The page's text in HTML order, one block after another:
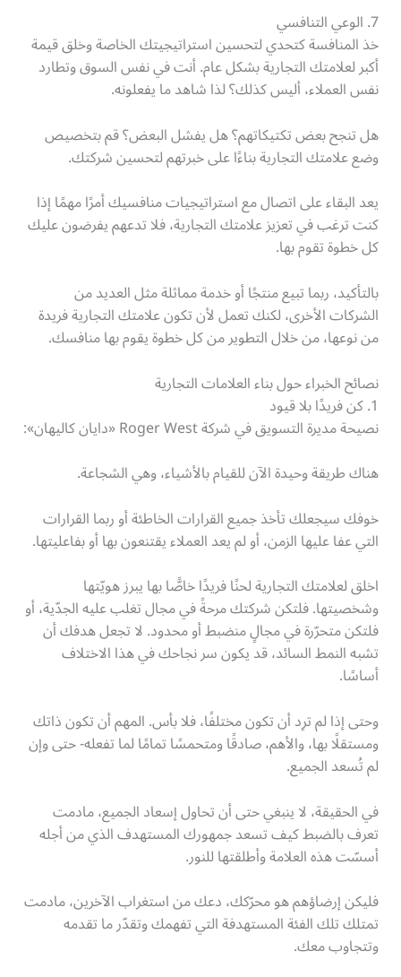
7. الوعي التنافسي
خذ المنافسة كتحدي لتحسين استراتيجيتك الخاصة وخلق قيمة
أكبر لعلامتك التجارية بشكل عام. أنت في نفس السوق وتطارد
نفس العملاء، أليس كذلك؟ لذا شاهد ما يفعلونه.
هل تنجح بعض تكتيكاتهم؟ هل يفشل البعض؟ قم بتخصيص
وضع علامتك التجارية بناءًا على خبرتهم لتحسين شركتك.
يعد البقاء على اتصال مع استراتيجيات منافسيك أمرًا مهمًا إذا
كنت ترغب في تعزيز علامتك التجارية، فلا تدعهم يفرضون عليك
كل خطوة تقوم بها.
بالتأكيد، ربما تبيع منتجًا أو خدمة مماثلة مثل العديد من
الشركات الأخرى، لكنك تعمل لأن تكون علامتك التجارية فريدة
من نوعها، من خلال التطوير من كل خطوة يقوم بها منافسك.
نصائح الخبراء حول بناء العلامات التجارية
1. كن فريدًا بلا قيود
نصيحة مديرة التسويق في شركة Roger West «دايان كاليهان»:
هناك طريقة وحيدة الآن للقيام بالأشياء، وهي الشجاعة.
خوفك سيجعلك تأخذ جميع القرارات الخاطئة أو ربما القرارات
التي عفا عليها الزمن، أو لم يعد العملاء يقتنعون بها أو بفاعليتها.
اخلق لعلامتك التجارية لحنًا فريدًا خاصًّا بها يبرز هويّتها
وشخصيتها. فلتكن شركتك مرحةً في مجال تغلب عليه الجدّية، أو
فلتكن متحرّرة في مجالٍ منضبط أو محدود. لا تجعل هدفك أن
تشبه النمط السائد، قد يكون سر نجاحك في هذا الاختلاف
أساسًا.
وحتى إذا لم ترِد أن تكون مختلفًا، فلا بأس. المهم أن تكون ذاتك
ومستقلًا بها، والأهم، صادقًا ومتحمسًا تمامًا لما تفعله- حتى وإن
لم تُسعد الجميع.
في الحقيقة، لا ينبغي حتى أن تحاول إسعاد الجميع، مادمت
تعرف بالضبط كيف تسعد جمهورك المستهدف الذي من أجله
أسسّت هذه العلامة وأطلقتها للنور.
فليكن إرضاؤهم هو محرّكك، دعك من استغراب الآخرين، مادمت
تمتلك تلك الفئة المستهدفة التي تفهمك وتقدّر ما تقدمه
وتتجاوب معك.